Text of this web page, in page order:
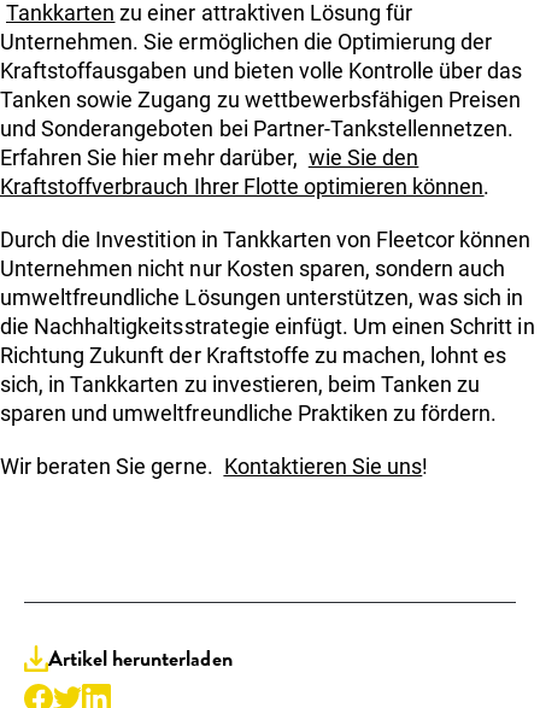
Tankkarten zu einer attraktiven Lösung für
Unternehmen. Sie ermöglichen die Optimierung der
Kraftstoffausgaben und bieten volle Kontrolle über das
Tanken sowie Zugang zu wettbewerbsfähigen Preisen
und Sonderangeboten bei Partner-Tankstellennetzen.
Erfahren Sie hier mehr darüber, wie Sie den
Kraftstoffverbrauch Ihrer Flotte optimieren können.
Durch die Investition in Tankkarten von Fleetcor können
Unternehmen nicht nur Kosten sparen, sondern auch
umweltfreundliche Lösungen unterstützen, was sich in
die Nachhaltigkeitsstrategie einfügt. Um einen Schritt in
Richtung Zukunft der Kraftstoffe zu machen, lohnt es
sich, in Tankkarten zu investieren, beim Tanken zu
sparen und umweltfreundliche Praktiken zu fördern.
Wir beraten Sie gerne. Kontaktieren Sie uns!
Artikel herunterladen